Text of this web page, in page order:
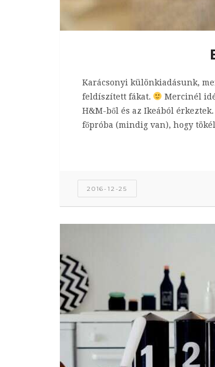
Karácsonyi különkiadásunk,
feldíszített fákat.
Mercinél
H&M-ből és az Ikeából
főpróba (mindig van), hogy
2016-12-25